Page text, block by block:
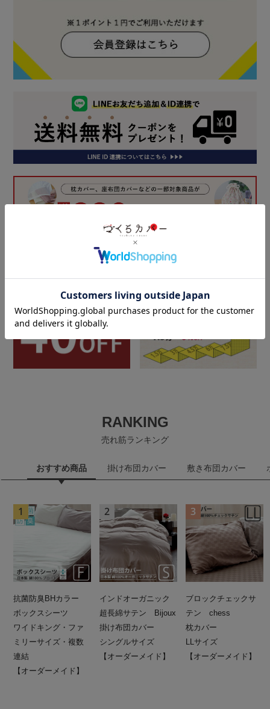
RANKING
売れ筋ランキング
おすすめ商品 掛け布団カバー 敷き布団カバー
抗菌防臭BHカラー
ボックスシーツ
ワイドキング・ファ
ミリーサイズ・複数
連結
【オーダーメイド】
インドオーガニック
超長綿サテン Bijoux
掛け布団カバー
シングルサイズ
【オーダーメイド】
ブロックチェックサ
テン chess
枕カバー
LLサイズ
【オーダーメイド】